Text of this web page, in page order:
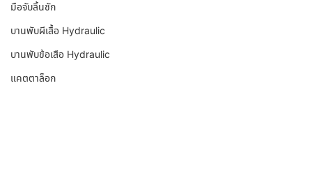
มือจับลิ้นชัก
บานพับผีเสื้อ Hydraulic
บานพับข้อเสือ Hydraulic
แคตตาล็อก